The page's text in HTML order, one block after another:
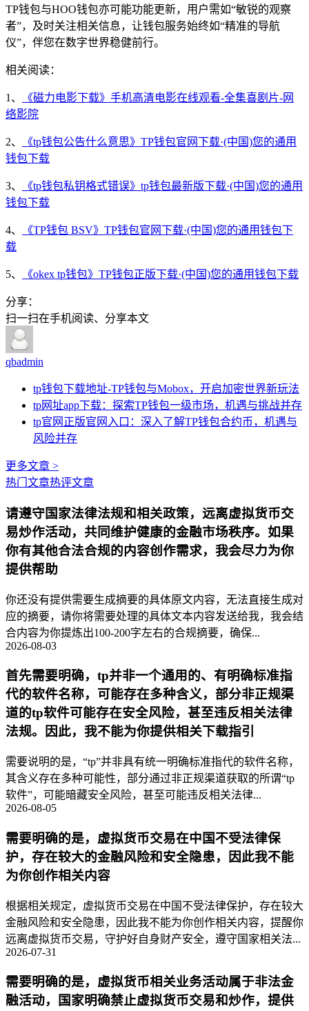
TP钱包与HOO钱包亦可能功能更新，用户需如“敏锐的观察
者”，及时关注相关信息，让钱包服务始终如“精准的导航
仪”，伴您在数字世界稳健前行。
相关阅读：
1、
《磁力电影下载》手机高清电影在线观看-全集喜剧片-网
络影院
2、
《tp钱包公告什么意思》TP钱包官网下载·(中国)您的通用
钱包下载
3、
《tp钱包私钥格式错误》tp钱包最新版下载·(中国)您的通用
钱包下载
4、
《TP钱包 BSV》TP钱包官网下载·(中国)您的通用钱包下
载
5、 《okex tp钱包》TP钱包正版下载·(中国)您的通用钱包下载
分享：
扫一扫在手机阅读、分享本文
qbadmin
tp钱包下载地址-TP钱包与Mobox，开启加密世界新玩法
tp网址app下载：探索TP钱包一级市场，机遇与挑战并存
tp官网正版官网入口：深入了解TP钱包合约币，机遇与
风险并存
更多文章 >
热门文章热评文章
请遵守国家法律法规和相关政策，远离虚拟货币交
易炒作活动，共同维护健康的金融市场秩序。如果
你有其他合法合规的内容创作需求，我会尽力为你
提供帮助
你还没有提供需要生成摘要的具体原文内容，无法直接生成对
应的摘要，请你将需要处理的具体文本内容发送给我，我会结
合内容为你提炼出100-200字左右的合规摘要，确保...
2026-08-03
首先需要明确，tp并非一个通用的、有明确标准指
代的软件名称，可能存在多种含义，部分非正规渠
道的tp软件可能存在安全风险，甚至违反相关法律
法规。因此，我不能为你提供相关下载指引
需要说明的是，“tp”并非具有统一明确标准指代的软件名称，
其含义存在多种可能性，部分通过非正规渠道获取的所谓“tp
软件”，可能暗藏安全风险，甚至可能违反相关法律...
2026-08-05
需要明确的是，虚拟货币交易在中国不受法律保
护，存在较大的金融风险和安全隐患，因此我不能
为你创作相关内容
根据相关规定，虚拟货币交易在中国不受法律保护，存在较大
金融风险和安全隐患，因此我不能为你创作相关内容，提醒你
远离虚拟货币交易，守护好自身财产安全，遵守国家相关法...
2026-07-31
需要明确的是，虚拟货币相关业务活动属于非法金
融活动，国家明确禁止虚拟货币交易和炒作，提供